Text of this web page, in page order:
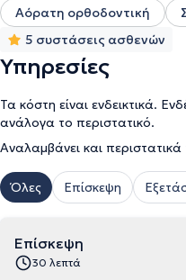
εμφυτευμάτων, ενδοδοντίας,
προσθετικής καθώς και όψεις
Αόρατη ορθοδοντική
5 συστάσεις ασθενών
Υπηρεσίες
Τα κόστη είναι ενδεικτικά.
ανάλογα το περιστατικό.
Αναλαμβάνει και
Όλες Επίσκεψη
Επίσκεψη
30 λεπτά